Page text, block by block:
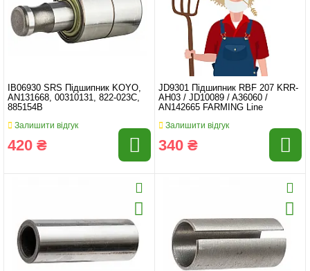
IB06930 SRS Підшипник KOYO,
AN131668, 00310131, 822-023C,
885154B
Залишити відгук
420 ₴
JD9301 Підшипник RBF 207 KRR-
AH03 / JD10089 / A36060 /
AN142665 FARMING Line
Залишити відгук
340 ₴